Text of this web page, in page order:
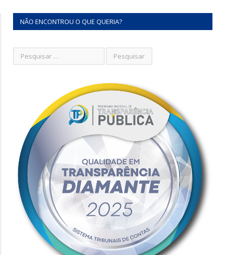
NÃO ENCONTROU O QUE QUERIA?